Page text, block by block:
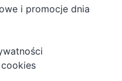
i promocje dnia